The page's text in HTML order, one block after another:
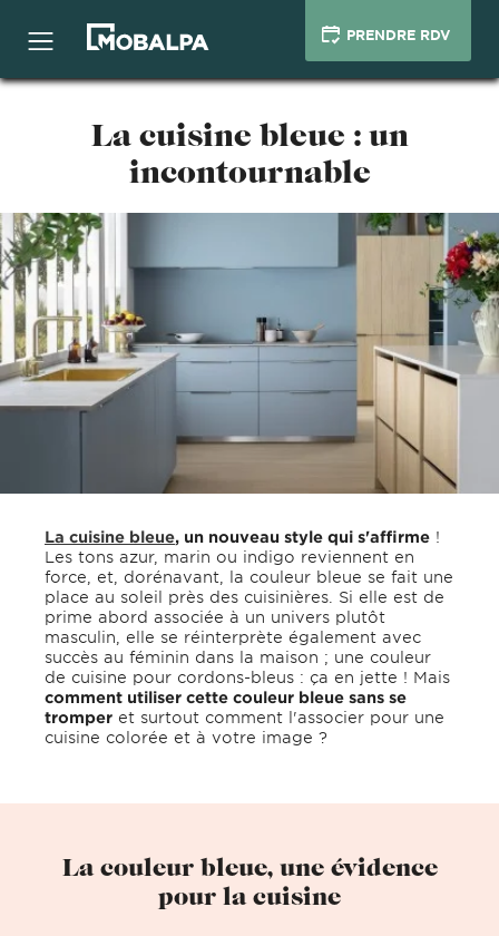
PRENDRE RDV
La cuisine bleue : un
incontournable
La cuisine bleue, un nouveau style qui s'affirme !
Les tons azur, marin ou indigo reviennent en
force, et, dorénavant, la couleur bleue se fait une
place au soleil près des cuisinières. Si elle est de
prime abord associée à un univers plutôt
masculin, elle se réinterprète également avec
succès au féminin dans la maison ; une couleur
de cuisine pour cordons-bleus : ça en jette ! Mais
comment utiliser cette couleur bleue sans se
tromper et surtout comment l'associer pour une
cuisine colorée et à votre image ?
La couleur bleue, une évidence
pour la cuisine